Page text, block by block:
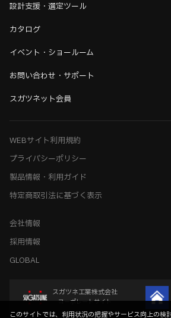
設計支援・選定ツール
カタログ
イベント・ショールーム
お問い合わせ・サポート
スガツネット会員
WEBサイト利用規約
プライバシーポリシー
製品情報・利用ガイド
特定商取引法に基づく表示
会社情報
採用情報
GLOBAL
スガツネ工業株式会社
コーポレートサイト
このサイトでは、利用状況の把握やサービス向上の検